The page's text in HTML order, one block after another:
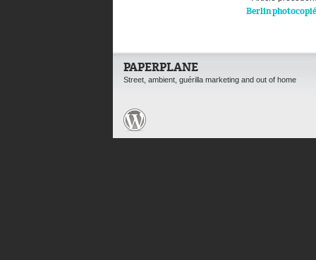
Berlin photocopié
PAPERPLANE
Street, ambient, guérilla marketing and out of home